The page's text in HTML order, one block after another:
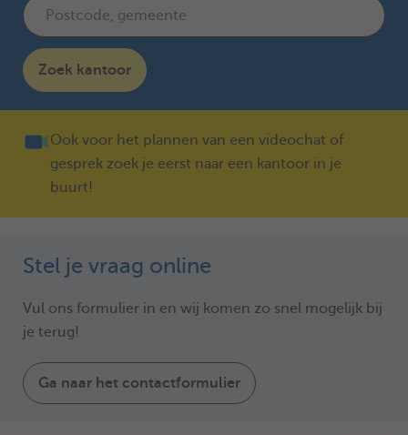
Zoek kantoor
Ook voor het plannen van een videochat of
gesprek zoek je eerst naar een kantoor in je
buurt!
Stel je vraag online
Vul ons formulier in en wij komen zo snel mogelijk bij
je terug!
Ga naar het contactformulier